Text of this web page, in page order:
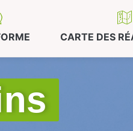
CARTE DES